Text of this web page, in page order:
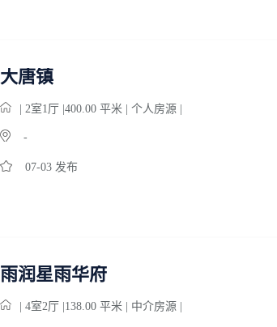
大唐镇
| 2室1 厅 |400.00 平米 | 个人房源 |
-
07-03 发布
雨润星雨华府
| 4室2厅 |138.00 平米 | 中介房源 |